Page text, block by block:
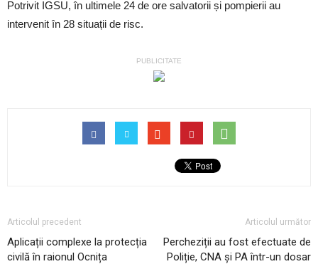
Potrivit IGSU, în ultimele 24 de ore salvatorii și pompierii au
intervenit în 28 situații de risc.
PUBLICITATE
Articolul precedent
Aplicații complexe la protecția
civilă în raionul Ocnița
Articolul următor
Percheziții au fost efectuate de
Poliție, CNA și PA într-un dosar